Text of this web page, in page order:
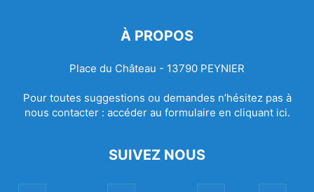
À PROPOS
Place du Château - 13790 PEYNIER
Pour toutes suggestions ou demandes n’hésitez pas à
nous contacter : accéder au formulaire en cliquant ici.
SUIVEZ NOUS